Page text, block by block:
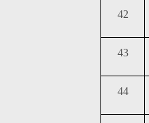
42
43
44